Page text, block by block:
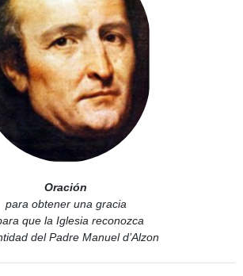
Oración
para obtener una gracia
que la Iglesia reconozca
del Padre Manuel d’Alzon